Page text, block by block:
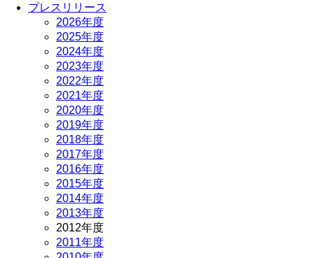
プレスリリース
2026年度
2025年度
2024年度
2023年度
2022年度
2021年度
2020年度
2019年度
2018年度
2017年度
2016年度
2015年度
2014年度
2013年度
2012年度
2011年度